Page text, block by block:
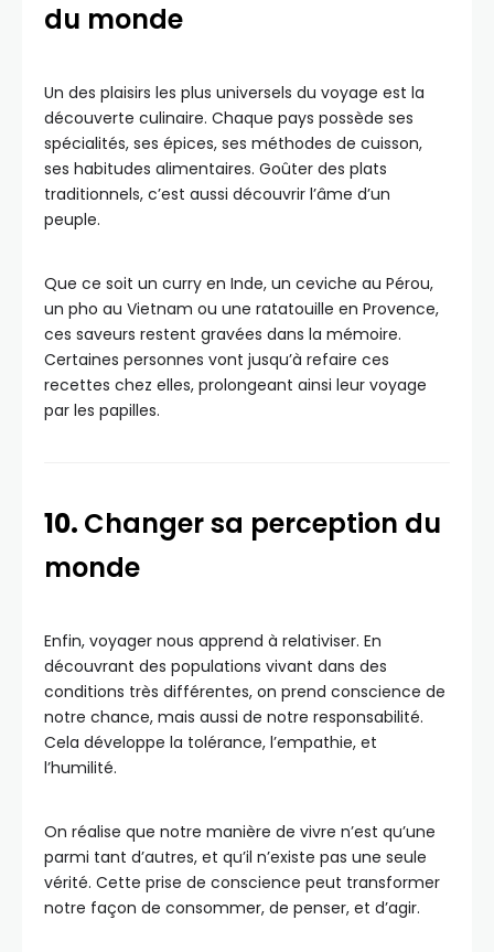
du monde
Un des plaisirs les plus universels du voyage est la
découverte culinaire. Chaque pays possède ses
spécialités, ses épices, ses méthodes de cuisson,
ses habitudes alimentaires. Goûter des plats
traditionnels, c’est aussi découvrir l’âme d’un
peuple.
Que ce soit un curry en Inde, un ceviche au Pérou,
un pho au Vietnam ou une ratatouille en Provence,
ces saveurs restent gravées dans la mémoire.
Certaines personnes vont jusqu’à refaire ces
recettes chez elles, prolongeant ainsi leur voyage
par les papilles.
10. Changer sa perception du
monde
Enfin, voyager nous apprend à relativiser. En
découvrant des populations vivant dans des
conditions très différentes, on prend conscience de
notre chance, mais aussi de notre responsabilité.
Cela développe la tolérance, l’empathie, et
l’humilité.
On réalise que notre manière de vivre n’est qu’une
parmi tant d’autres, et qu’il n’existe pas une seule
vérité. Cette prise de conscience peut transformer
notre façon de consommer, de penser, et d’agir.